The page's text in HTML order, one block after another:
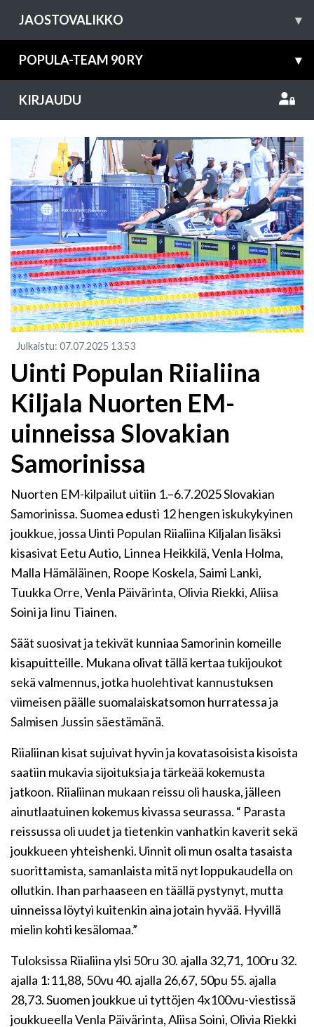
JAOSTOVALIKKO ▾
POPULA-TEAM 90 RY ▾
KIRJAUDU
Julkaistu: 07.07.2025 13.53
Uinti Populan Riialiina
Kiljala Nuorten EM-
uinneissa Slovakian
Samorinissa
Nuorten EM-kilpailut uitiin 1.–6.7.2025 Slovakian
Samorinissa. Suomea edusti 12 hengen iskukykyinen
joukkue, jossa Uinti Populan Riialiina Kiljalan lisäksi
kisasivat Eetu Autio, Linnea Heikkilä, Venla Holma,
Malla Hämäläinen, Roope Koskela, Saimi Lanki,
Tuukka Orre, Venla Päivärinta, Olivia Riekki, Aliisa
Soini ja Iinu Tiainen.
Säät suosivat ja tekivät kunniaa Samorinin komeille
kisapuitteille. Mukana olivat tällä kertaa tukijoukot
sekä valmennus, jotka huolehtivat kannustuksen
viimeisen päälle suomalaiskatsomon hurratessa ja
Salmisen Jussin säestämänä.
Riialiinan kisat sujuivat hyvin ja kovatasoisista kisoista
saatiin mukavia sijoituksia ja tärkeää kokemusta
jatkoon. Riialiinan mukaan reissu oli hauska, jälleen
ainutlaatuinen kokemus kivassa seurassa. “ Parasta
reissussa oli uudet ja tietenkin vanhatkin kaverit sekä
joukkueen yhteishenki. Uinnit oli mun osalta tasaista
suorittamista, samanlaista mitä nyt loppukaudella on
ollutkin. Ihan parhaaseen en täällä pystynyt, mutta
uinneissa löytyi kuitenkin aina jotain hyvää. Hyvillä
mielin kohti kesälomaa.”
Tuloksissa Riialiina ylsi 50ru 30. ajalla 32,71, 100ru 32.
ajalla 1:11,88, 50vu 40. ajalla 26,67, 50pu 55. ajalla
28,73. Suomen joukkue ui tyttöjen 4x100vu-viestissä
joukkueella Venla Päivärinta, Aliisa Soini, Olivia Riekki